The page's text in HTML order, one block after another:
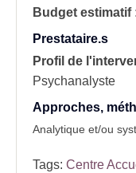
Budget estimatif
Prestataire.s
Profil de
Psychanalyste
Approches,
Analytique et/ou
Tags: Centre